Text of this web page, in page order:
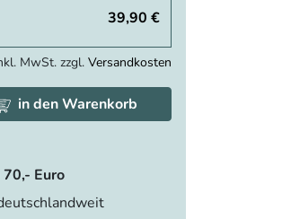
39,90 €
MwSt. zzgl. Versandkosten
in den Warenkorb
70,- Euro